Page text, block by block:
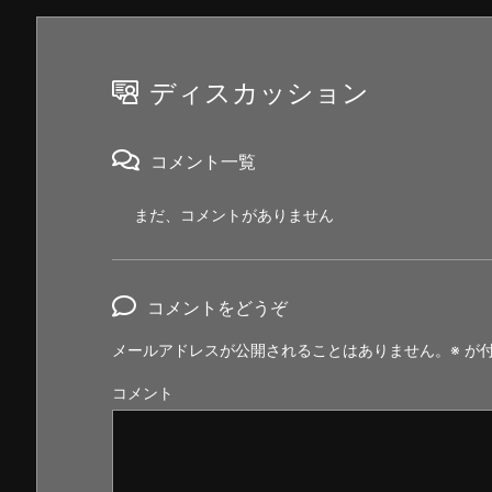
ディスカッション
コメント一覧
まだ、コメントがありません
コメントをどうぞ
メールアドレスが公開されることはありません。 ※ が
コメント